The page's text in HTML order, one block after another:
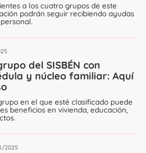
a los cuatro grupos de este
podrán seguir recibiendo ayudas
del SISBÉN con
y núcleo familiar: Aquí
en el que esté clasificado puede
beneficios en vivienda, educación,
2025